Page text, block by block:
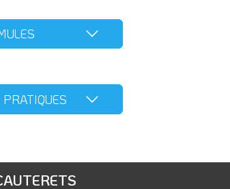
privé
en fonction de la technicité de
fourni